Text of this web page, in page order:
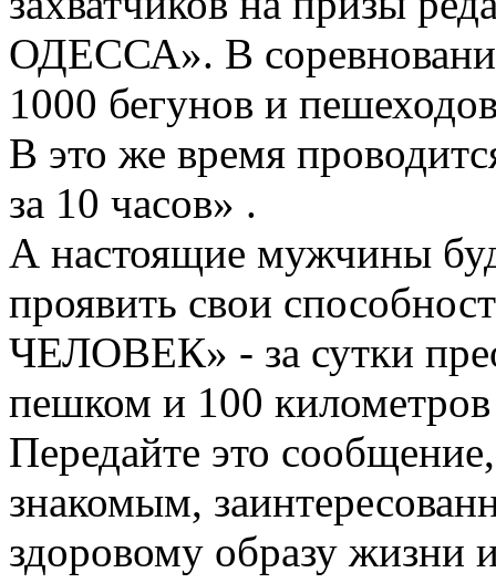
ОДЕССА». В
1000 бегунов и
В это же время
за 10 часов» .
А настоящие мужчины
проявить свои
ЧЕЛОВЕК» - за сутки
пешком и 100 километров
Передайте это
знакомым,
здоровому образу жизни